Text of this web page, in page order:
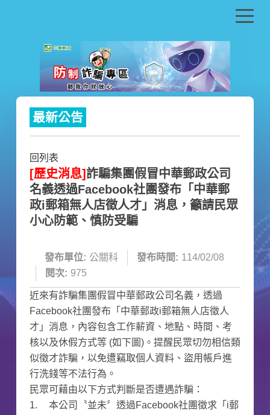
最新公告
回列表
[歷史消息] 詐騙集團假冒中華郵政公司
名義透過Facebook社團發布「中華郵
政i郵箱無人店徵人才」消息，籲請民眾
小心防範、慎防受騙
發布單位: 公關科 發布時間: 114/02/08
閱次: 975
近來有詐騙集團假冒中華郵政公司名義，透過
Facebook社團發布「中華郵政i郵箱無人店徵人
才」消息，內容包含工作薪資、地點、時間、考
核以及休假方式等 (如下圖)。提醒民眾切勿相信類
似徵才詐騙，以免遭竊取個人資料、盜用帳戶進
行洗錢等不法行為。
民眾可藉由以下方式判斷是否遭遇詐騙：
1.
本公司〝並未〞透過Facebook社團徵求「i郵